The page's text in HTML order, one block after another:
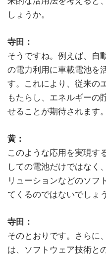
しょうか。
寺田：
そうですね。例えば、自
の電力利用に車載電池を
す。これにより、従来の
もたらし、エネルギーの
せることが期待されます。
黄：
このような応用を実現す
しての電池だけではなく
リューションなどのソフ
てくるのではないでしょ
寺田：
そのとおりです。さらに
は、ソフトウェア技術と